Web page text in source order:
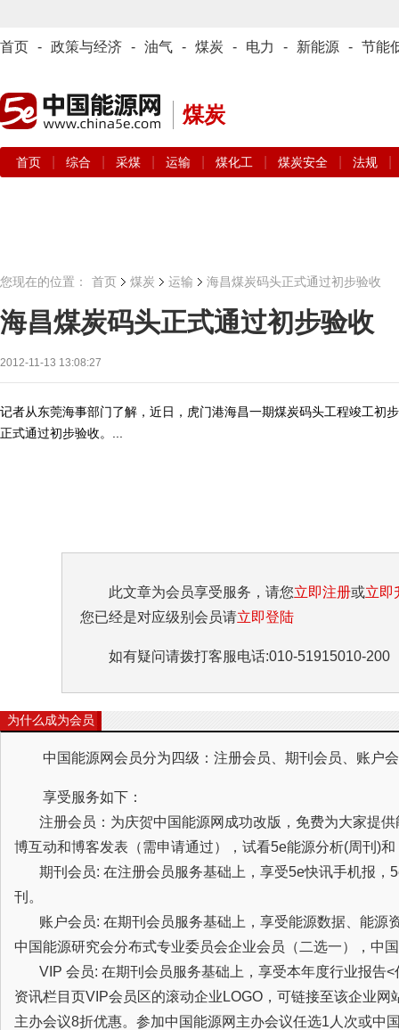
首页 - 政策与经济 - 油气 - 煤炭 - 电力 - 新能源 - 节能
煤炭
首页 综合 采煤 运输 煤化工 煤炭安全 法规
您现在的位置： 首页 煤炭 运输 海昌煤炭码头正式通过初步验收
海昌煤炭码头正式通过初步验收
2012-11-13 13:08:27
记者从东莞海事部门了解，近日，虎门港海昌一期煤炭码头工程竣工初
正式通过初步验收。...
此文章为会员享受服务，请您立即注册或立即
您已经是对应级别会员请立即登陆
如有疑问请拨打客服电话:010-51915010-200
为什么成为会员
中国能源网会员分为四级：注册会员、期刊会员、账户
享受服务如下：
注册会员：为庆贺中国能源网成功改版，免费为大家提供
博互动和博客发表（需申请通过），试看5e能源分析(周刊)
期刊会员: 在注册会员服务基础上，享受5e快讯手机报，
刊。
账户会员: 在期刊会员服务基础上，享受能源数据、能源
中国能源研究会分布式专业委员会企业会员（二选一），中
VIP 会员: 在期刊会员服务基础上，享受本年度行业报告<
资讯栏目页VIP会员区的滚动企业LOGO，可链接至该企业
主办会议8折优惠。参加中国能源网主办会议任选1人次或中